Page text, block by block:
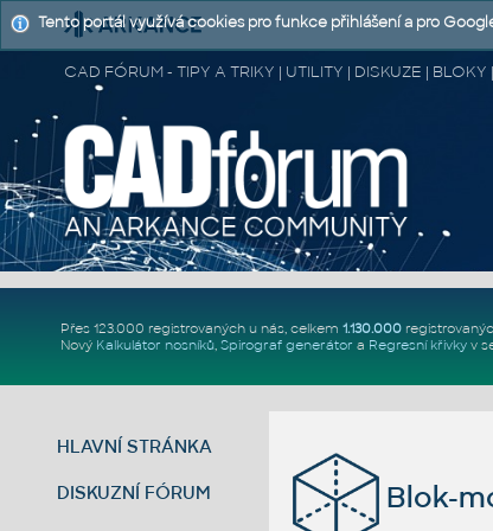
CAD FÓRUM - TIPY A TRIKY | UTILITY | DISKUZE |
Přes 123.000 registrovaných u nás, celkem 1.130.000
Nový Kalkulátor nosníků, Spirograf generátor a Regresní křivkyv
HLAVNÍ STRÁNKA
DISKUZNÍ FÓRUM Blok-
Tento portál využívá cookies pro funkce přihlášení a pro